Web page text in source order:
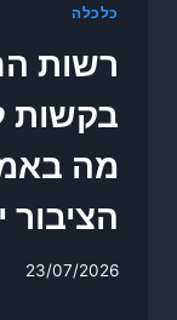
כלכלה
רשות
בקשות
מה
23/07/2026